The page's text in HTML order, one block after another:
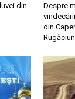
din
Despre
din